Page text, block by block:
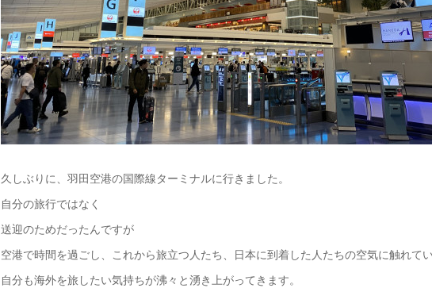
久しぶりに、羽田空港の国際線ターミナルに行きました。
自分の旅行ではなく
送迎のためだったんですが
空港で時間を過ごし、これから旅立つ人たち、日本に到着した人たちの空気に触れて
自分も海外を旅したい気持ちが沸々と湧き上がってきます。